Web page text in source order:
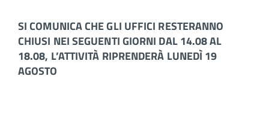
SI COMUNICA CHE GLI UFFICI RESTERANNO
CHIUSI NEI SEGUENTI GIORNI DAL 14.08 AL
18.08, L’ATTIVITÀ RIPRENDERÀ LUNEDÌ 19
AGOSTO